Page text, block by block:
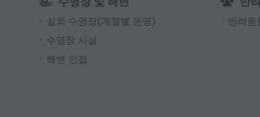
실외 수영장(계절별 운영)
수영장 시설
해변 인접
반려동